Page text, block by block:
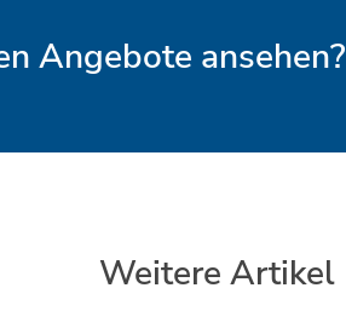
Angebote ansehen?
Weitere Artikel